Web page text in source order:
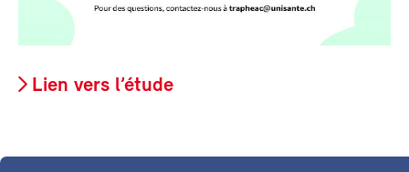
Lien vers l’étude